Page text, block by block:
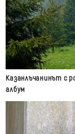
Казанлъчанинът с
албум